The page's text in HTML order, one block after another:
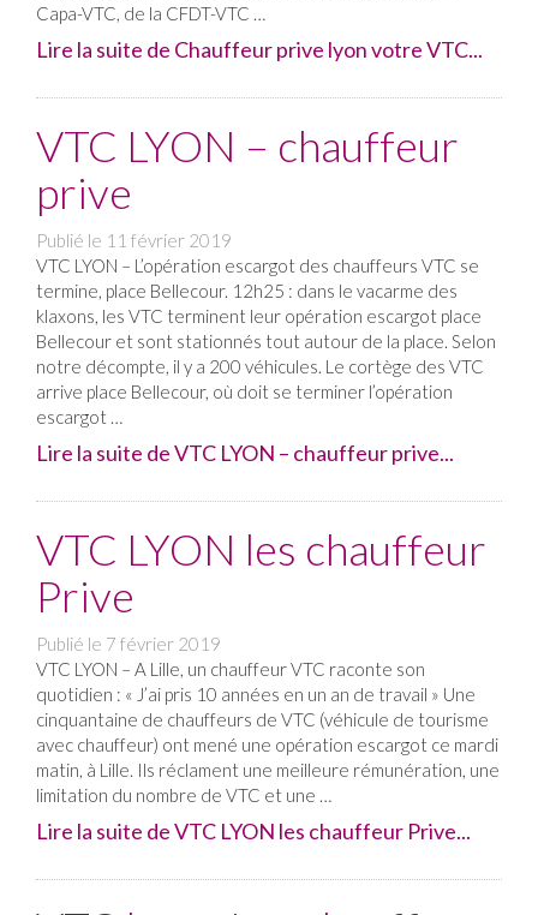
Capa-VTC, de la CFDT-VTC …
Lire la suite de Chauffeur prive lyon votre VTC...
VTC LYON – chauffeur
prive
Publié le 11 février 2019
VTC LYON – L’opération escargot des chauffeurs VTC se
termine, place Bellecour. 12h25 : dans le vacarme des
klaxons, les VTC terminent leur opération escargot place
Bellecour et sont stationnés tout autour de la place. Selon
notre décompte, il y a 200 véhicules. Le cortège des VTC
arrive place Bellecour, où doit se terminer l’opération
escargot …
Lire la suite de VTC LYON – chauffeur prive...
VTC LYON les chauffeur
Prive
Publié le 7 février 2019
VTC LYON – A Lille, un chauffeur VTC raconte son
quotidien : « J’ai pris 10 années en un an de travail » Une
cinquantaine de chauffeurs de VTC (véhicule de tourisme
avec chauffeur) ont mené une opération escargot ce mardi
matin, à Lille. Ils réclament une meilleure rémunération, une
limitation du nombre de VTC et une …
Lire la suite de VTC LYON les chauffeur Prive...